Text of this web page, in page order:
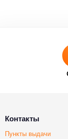
Контакты
Пункты выдачи